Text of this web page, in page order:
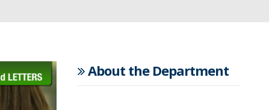
About the Department